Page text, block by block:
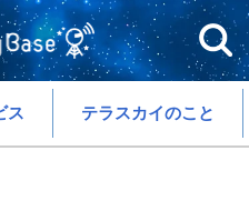
ス テラスカイのこと